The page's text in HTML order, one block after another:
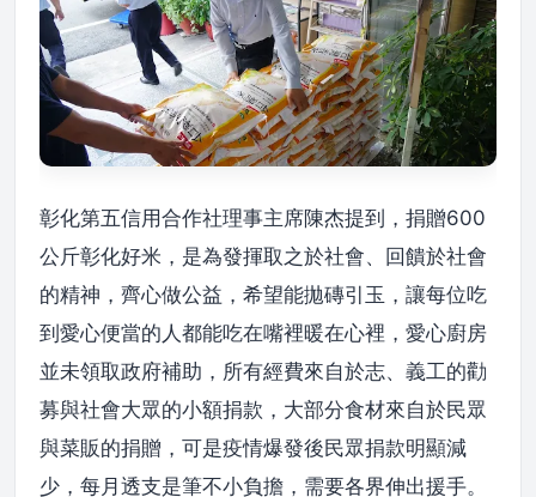
彰化第五信用合作社理事主席陳杰提到，捐贈600
公斤彰化好米，是為發揮取之於社會、回饋於社會
的精神，齊心做公益，希望能拋磚引玉，讓每位吃
到愛心便當的人都能吃在嘴裡暖在心裡，愛心廚房
並未領取政府補助，所有經費來自於志、義工的勸
募與社會大眾的小額捐款，大部分食材來自於民眾
與菜販的捐贈，可是疫情爆發後民眾捐款明顯減
少，每月透支是筆不小負擔，需要各界伸出援手。